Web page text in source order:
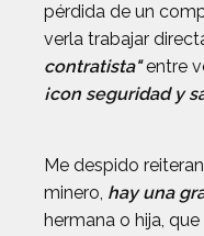
pérdida de un
verla trabajar
contratista"entre
¡con seguridad y
Me despido
minero, hay una
hermana o hija,